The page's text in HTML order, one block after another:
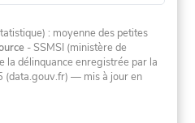
: moyenne des petites
- SSMSI (ministère de
la délinquance enregistrée par la
(data.gouv.fr) — mis à jour en